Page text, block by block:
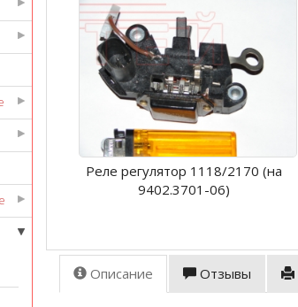
Реле регулятор 1118/2170 (на
9402.3701-06)
Описание Отзывы